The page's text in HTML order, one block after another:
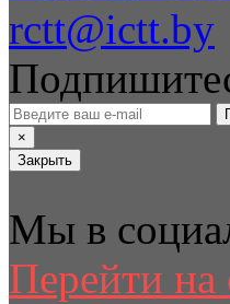
rctt@ictt.by
×
Закрыть
Мы в
Перейти на